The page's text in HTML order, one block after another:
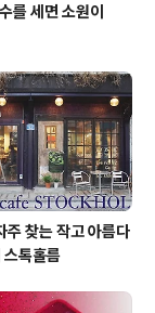
를 세면 소원이
주 찾는 작고 아름다
스톡홀름